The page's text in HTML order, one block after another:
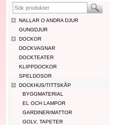
NALLAR O ANDRA DJUR
GUNGDJUR
DOCKOR
DOCKVAGNAR
DOCKTEATER
KLIPPDOCKOR
SPELDOSOR
DOCKHUS/TITTSKÅP
BYGGMATERIAL
EL OCH LAMPOR
GARDINER/MATTOR
GOLV, TAPETER